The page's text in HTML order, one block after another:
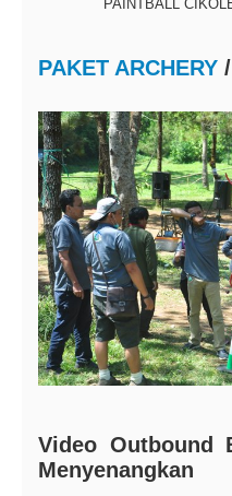
PAKET ARCHERY /
Video Outbound
Menyenangkan